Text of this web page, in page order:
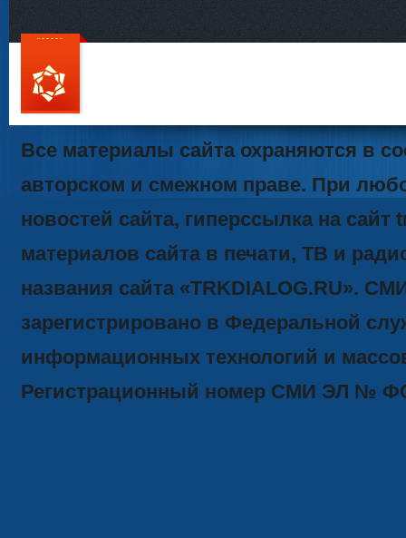
111
Все материалы сайта охраняются в
авторском и смежном праве. При
новостей сайта, гиперссылка на
материалов сайта в печати, ТВ и
названия сайта «TRKDIALOG.RU».
зарегистрировано в Федеральной
информационных технологий и
Регистрационный номер СМИ ЭЛ №